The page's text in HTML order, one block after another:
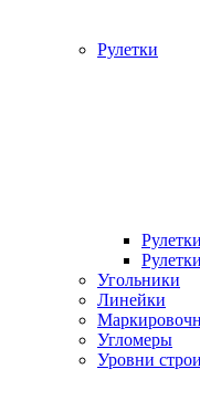
Рулетки
Угольники
Линейки
Угломеры
Уровни